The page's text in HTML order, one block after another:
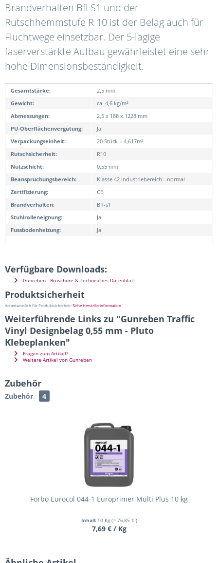
Brandverhalten Bfl S1 und der
Rutschhemmstufe R 10 ist der Belag auch für
Fluchtwege einsetzbar. Der 5-lagige
faserverstärkte Aufbau gewährleistet eine sehr
hohe Dimensionsbeständigkeit.
Gesamtstärke:
2,5 mm
Gewicht:
ca. 4,6 kg/m²
Abmessungen:
2,5 x 188 x 1228 mm
PU-Oberflächenvergütung:
Ja
Verpackungseinheit:
20 Stück = 4,617m²
Rutschsicherheit:
R10
Nutzschicht:
0,55 mm
Beanspruchungsbereich:
Klasse 42 Industriebereich - normal
Zertifizierung:
CE
Brandverhalten:
Bfl-s1
Stuhlrolleneignung:
Ja
Fussbodenheizung:
Ja
Verfügbare Downloads:
Gunreben - Broschüre & Technisches Datenblatt
Produktsicherheit
Verantwortlich für Produktsicherheit:Siehe Herstellerinformation
Weiterführende Links zu "Gunreben Traffic
Vinyl Designbelag 0,55 mm - Pluto
Klebeplanken"
Fragen zum Artikel?
Weitere Artikel von Gunreben
Zubehör
Zubehör 4
Forbo Eurocol 044-1 Europrimer Multi Plus 10 kg
Inhalt 10 Kg (= 76,85 € )
7,69 € / Kg